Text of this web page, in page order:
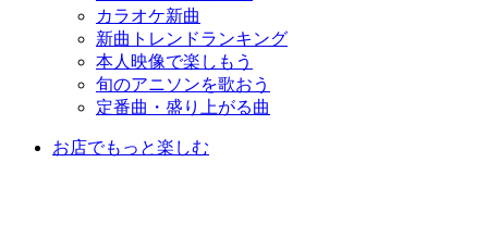
カラオケ新曲
新曲トレンドランキング
本人映像で楽しもう
旬のアニソンを歌おう
定番曲・盛り上がる曲
お店でもっと楽しむ